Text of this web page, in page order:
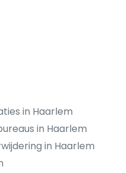
in Haarlem
in Haarlem
in Haarlem